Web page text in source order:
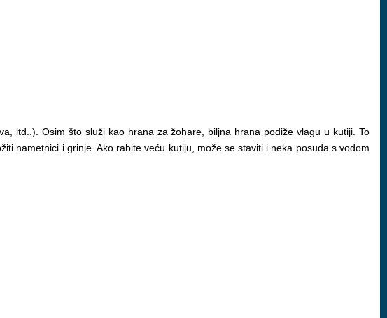
itd..). Osim što služi kao hrana za žohare, biljna hrana podiže vlagu u kutiji. To
nametnici i grinje. Ako rabite veću kutiju, može se staviti i neka posuda s vodom